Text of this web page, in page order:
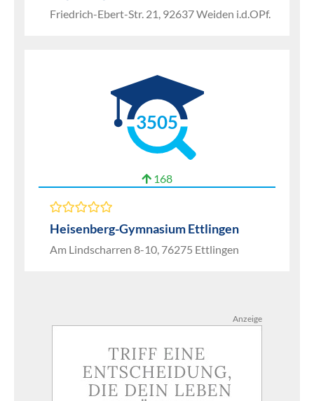
Friedrich-Ebert-Str. 21, 92637 Weiden i.d.OPf.
3505
168
Heisenberg-Gymnasium Ettlingen
Am Lindscharren 8-10, 76275 Ettlingen
Anzeige